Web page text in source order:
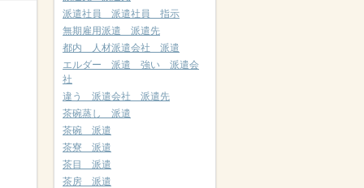
派遣社員 派遣社員 指示
無期雇用派遣 派遣先
都内 人材派遣会社 派遣
エルダー 派遣 強い 派遣会
社
違う 派遣会社 派遣先
茶碗蒸し 派遣
茶碗 派遣
茶寮 派遣
茶目 派遣
茶房 派遣